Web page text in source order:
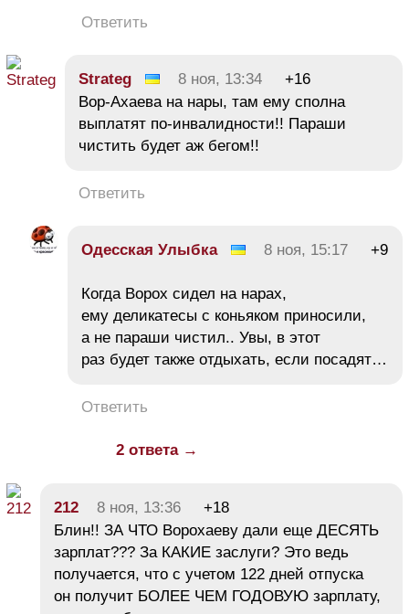
Ответить
Strateg 8 ноя, 13:34
+16
Вор-Ахаева на нары, там ему сполна
выплатят по-инвалидности!! Параши
чистить будет аж бегом!!
Ответить
Одесская Улыбка 8 ноя, 15:17 +9
Когда Ворох сидел на нарах,
ему деликатесы с коньяком приносили,
а не параши чистил.. Увы, в этот
раз будет также отдыхать, если посадят…
Ответить
2 ответа →
212 8 ноя, 13:36
+18
Блин!! ЗА ЧТО Ворохаеву дали еще ДЕСЯТЬ
зарплат??? За КАКИЕ заслуги? Это ведь
получается, что с учетом 122 дней отпуска
он получит БОЛЕЕ ЧЕМ ГОДОВУЮ зарплату,